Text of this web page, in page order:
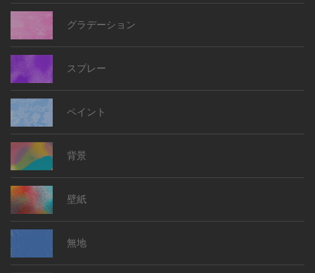
グラデーション
スプレー
ペイント
背景
壁紙
無地